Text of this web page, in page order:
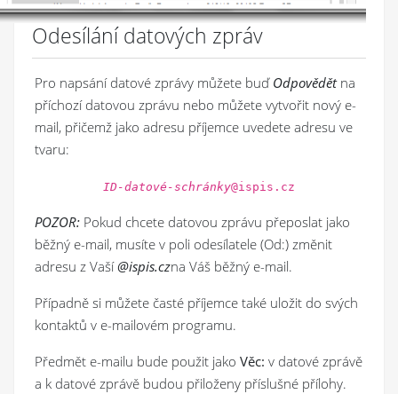
Odesílání datových zpráv
Pro napsání datové zprávy můžete buď Odpovědět na
příchozí datovou zprávu nebo můžete vytvořit nový e-
mail, přičemž jako adresu příjemce uvedete adresu ve
tvaru:
ID-datové-schránky@ispis.cz
POZOR: Pokud chcete datovou zprávu přeposlat jako
běžný e-mail, musíte v poli odesílatele (Od:) změnit
adresu z Vaší@ispis.czna Váš běžný e-mail.
Případně si můžete časté příjemce také uložit do svých
kontaktů v e-mailovém programu.
Předmět e-mailu bude použit jako Věc: v datové zprávě
a k datové zprávě budou přiloženy příslušné přílohy.